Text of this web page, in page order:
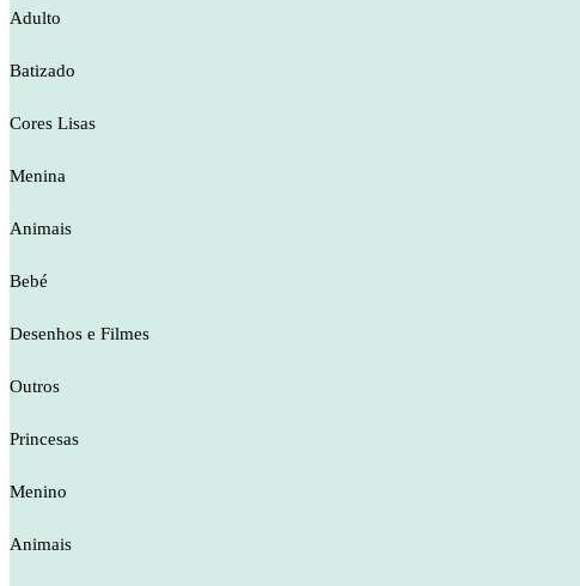
Adulto
Batizado
Cores Lisas
Menina
Animais
Bebé
Desenhos e Filmes
Outros
Princesas
Menino
Animais